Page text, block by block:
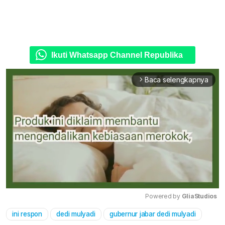
Ikuti Whatsapp Channel Republika
arrow_forward_ios Baca selengkapnya
Mute
Powered by GliaStudios
ini respon dedi mulyadi gubernur jabar dedi mulyadi